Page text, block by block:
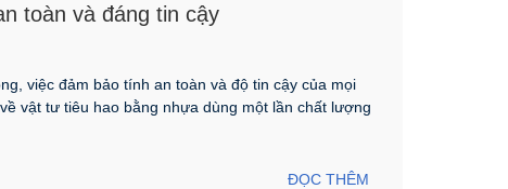
toàn và đáng tin cậy
việc đảm bảo tính an toàn và độ tin cậy của mọi
vật tư tiêu hao bằng nhựa dùng một lần chất lượng
ĐỌC THÊM